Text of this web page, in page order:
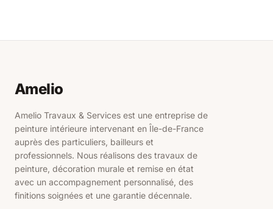
ligne
Amelio
Amelio Travaux & Services est une entreprise de
peinture intérieure intervenant en Île-de-France
auprès des particuliers, bailleurs et
professionnels. Nous réalisons des travaux de
peinture, décoration murale et remise en état
avec un accompagnement personnalisé, des
finitions soignées et une garantie décennale.